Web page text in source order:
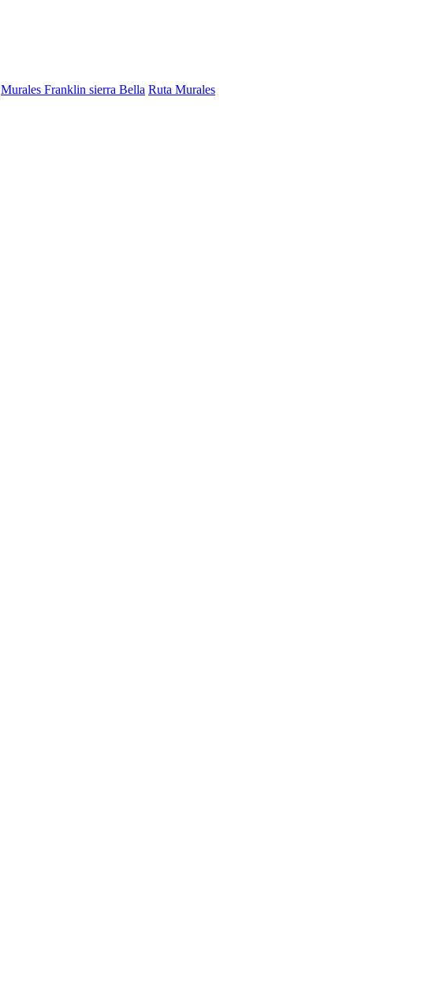
Murales Franklin sierra Bella Ruta Murales